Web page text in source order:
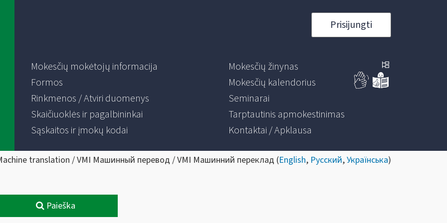
Prisijungti
Mokesčių mokėtojų informacija
Formos
Rinkmenos / Atviri duomenys
Skaičiuoklės ir pagalbininkai
Sąskaitos ir įmokų kodai
Mokesčių žinynas
Mokesčių kalendorius
Seminarai
Tarptautinis apmokestinimas
Kontaktai / Apklausa
translation / VMI Машинный перевод / VMI Машинний переклад (English, Русский,Українська)
Paieška